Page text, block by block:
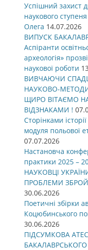
Успішний захист
наукового
Олега 14.07.2026
ВИПУСК
Аспіранти
археологія»
наукової роботи
ВИВЧАЮЧИ
НАУКОВО-
ЩИРО ВІТАЄМО
ВІДЗНАКАМИ !
Сторінками
модуля польової
07.07.2026
Настановча
практики 2025 –
НАУКОВЦІ
ПРОБЛЕМИ
30.06.2026
Поетичні збірки
Коцюбинського
30.06.2026
ПІДСУМКОВА
БАКАЛАВРСЬКОГО